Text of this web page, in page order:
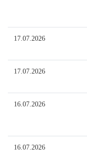
17.07.2026
17.07.2026
16.07.2026
16.07.2026